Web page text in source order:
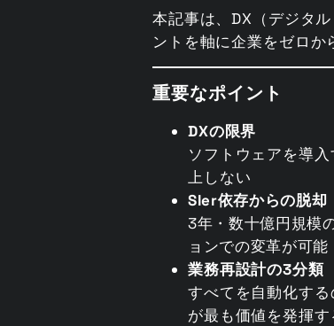
本記事は、DX（デジタ
ントを軸に企業をゼロ
重要なポイント
DXの限界
ソフトウェアを導
上しない
SIer依存からの脱却
3年・数十億円規模
ョンでの変革が可能
業務再設計の3分類
すべてを自動化す
が最も価値を発揮